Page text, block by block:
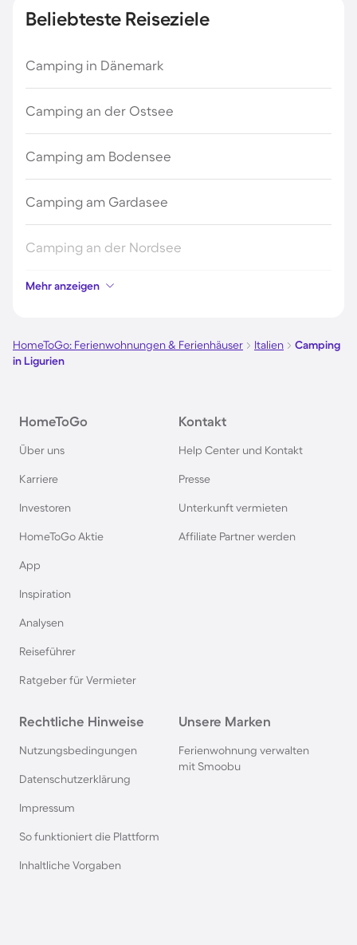
Beliebteste Reiseziele
Camping in Dänemark
Camping an der Ostsee
Camping am Bodensee
Camping am Gardasee
Camping an der Nordsee
Camping in Kroatien
Camping auf Fehmarn
Camping im Harz
Camping auf Usedom
Camping in Schweden
Camping in Holland
Camping in Bibione
Camping in Deutschland
Mehr anzeigen
HomeToGo: Ferienwohnungen & Ferienhäuser Italien
Camping
in Ligurien
HomeToGo
Über uns
Karriere
Investoren
HomeToGo Aktie
App
Inspiration
Analysen
Reiseführer
Ratgeber für Vermieter
Kontakt
Help Center und Kontakt
Presse
Unterkunft vermieten
Affiliate Partner werden
Rechtliche Hinweise
Nutzungsbedingungen
Datenschutzerklärung
Impressum
So funktioniert die Plattform
Inhaltliche Vorgaben
Unsere Marken
Ferienwohnung verwalten
mit Smoobu